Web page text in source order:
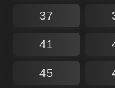
37
41
45